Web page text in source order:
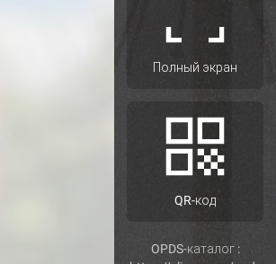
Полный экран
QR-код
OPDS-каталог :